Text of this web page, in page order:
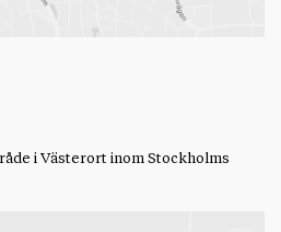
i Västerort inom Stockholms